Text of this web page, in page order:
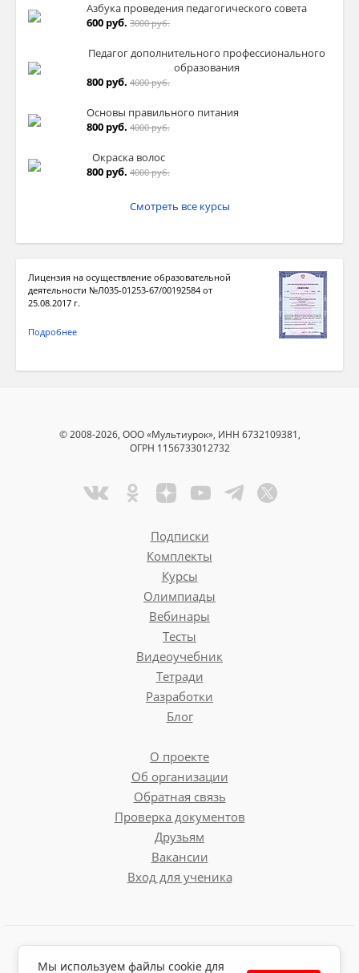
Азбука проведения педагогического совета
600 руб. 3000 руб.
Педагог дополнительного профессионального
образования
800 руб. 4000 руб.
Основы правильного питания
800 руб. 4000 руб.
Окраска волос
800 руб. 4000 руб.
Смотреть все курсы
Лицензия на осуществление образовательной
деятельности №Л035-01253-67/00192584 от
25.08.2017 г.
Подробнее
© 2008-2026, ООО «Мультиурок», ИНН 6732109381,
ОГРН 1156733012732
Подписки
Комплекты
Курсы
Олимпиады
Вебинары
Тесты
Видеоучебник
Тетради
Разработки
Блог
О проекте
Об организации
Обратная связь
Проверка документов
Друзьям
Вакансии
Вход для ученика
Политика обработки персональных данных
Мы используем файлы cookie для